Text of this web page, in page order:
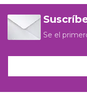
Se el